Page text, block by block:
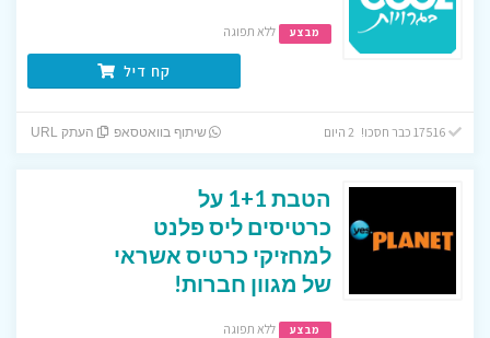
מבצע ללא תפוגה
קח דיל
17516 כבר חסכו! 2 היום שיתוף בוואטסאפ העתק URL
הטבת 1+1 על
כרטיסים ליס פלנט
למחזיקי כרטיס אשראי
של מגוון חברות!
מבצע ללא תפוגה